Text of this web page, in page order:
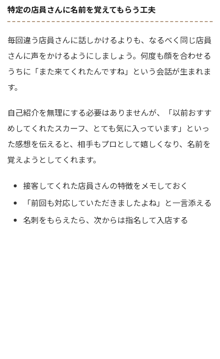
特定の店員さんに名前を覚えてもらう工夫
毎回違う店員さんに話しかけるよりも、なるべく同じ店員
さんに声をかけるようにしましょう。何度も顔を合わせる
うちに「また来てくれたんですね」という会話が生まれま
す。
自己紹介を無理にする必要はありませんが、「以前おすす
めしてくれたスカーフ、とても気に入っています」といっ
た感想を伝えると、相手もプロとして嬉しくなり、名前を
覚えようとしてくれます。
接客してくれた店員さんの特徴をメモしておく
「前回も対応していただきましたよね」と一言添える
名刺をもらえたら、次からは指名して入店する